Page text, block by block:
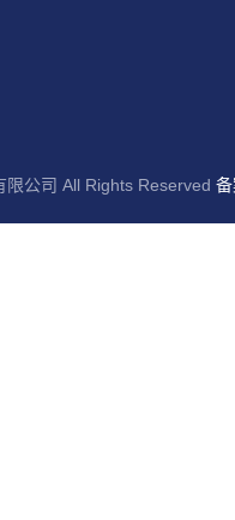
公司 All Rights Reserved